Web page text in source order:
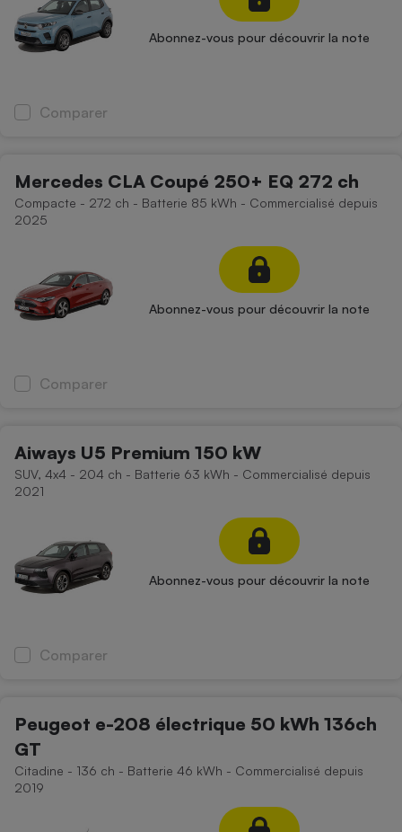
Abonnez-vous pour découvrir la note
Comparer
Mercedes CLA Coupé 250+ EQ 272 ch
Compacte - 272 ch - Batterie 85 kWh - Commercialisé depuis
2025
Abonnez-vous pour découvrir la note
Comparer
Aiways U5 Premium 150 kW
SUV, 4x4 - 204 ch - Batterie 63 kWh - Commercialisé depuis
2021
Abonnez-vous pour découvrir la note
Comparer
Peugeot e-208 électrique 50 kWh 136ch
GT
Citadine - 136 ch - Batterie 46 kWh - Commercialisé depuis
2019